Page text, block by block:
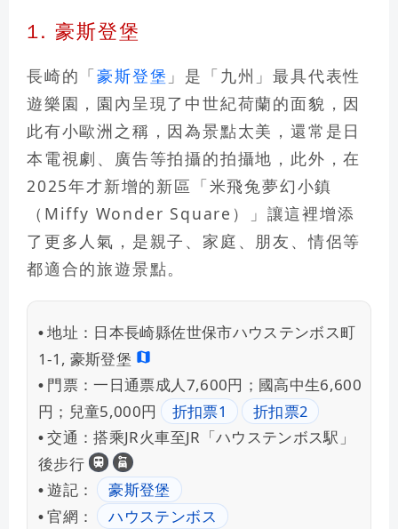
1. 豪斯登堡
長崎的「豪斯登堡 」是「九州」最具代表性
遊樂園 ，園內呈現了中世紀荷蘭的面貌，因
此有小歐洲 之稱，因為景點太美，還常是日
本電視劇、廣告等拍攝的拍攝地，此外，在
2025年才新增的新區「米飛兔夢幻小鎮
（Miffy Wonder Square）」讓這裡增添
了更多人氣，是親子、家庭、朋友、情侶等
都適合的旅遊景點。
• 地址： 日本長崎縣佐世保市ハウステンボス町
1-1, 豪斯登堡
• 門票：一日通票成人7,600円；國高中生6,600
円；兒童5,000円
折扣票1 折扣票2
• 交通：搭乘JR火車至JR「ハウステンボス駅」
後步行
九州JR PASS
租車自駕
• 遊記： 豪斯登堡
• 官網： ハウステンボス